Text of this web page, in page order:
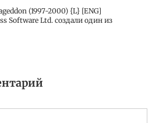
(1997-2000) {L} [ENG]
Software Ltd. создали один из